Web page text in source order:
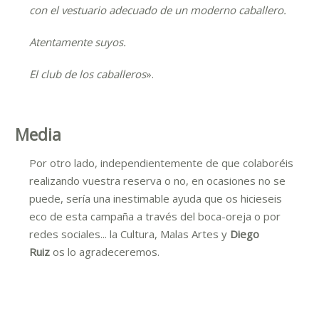
con el vestuario adecuado de un moderno caballero.
Atentamente suyos.
El club de los caballeros».
Media
Por otro lado, independientemente de que colaboréis
realizando vuestra reserva o no, en ocasiones no se
puede, sería una inestimable ayuda que os hicieseis
eco de esta campaña a través del boca-oreja o por
redes sociales... la Cultura, Malas Artes y Diego
Ruiz os lo agradeceremos.